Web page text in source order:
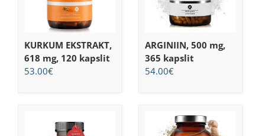
KURKUM EKSTRAKT,
618 mg, 120 kapslit
53.00€
ARGINIIN, 500 mg,
365 kapslit
54.00€